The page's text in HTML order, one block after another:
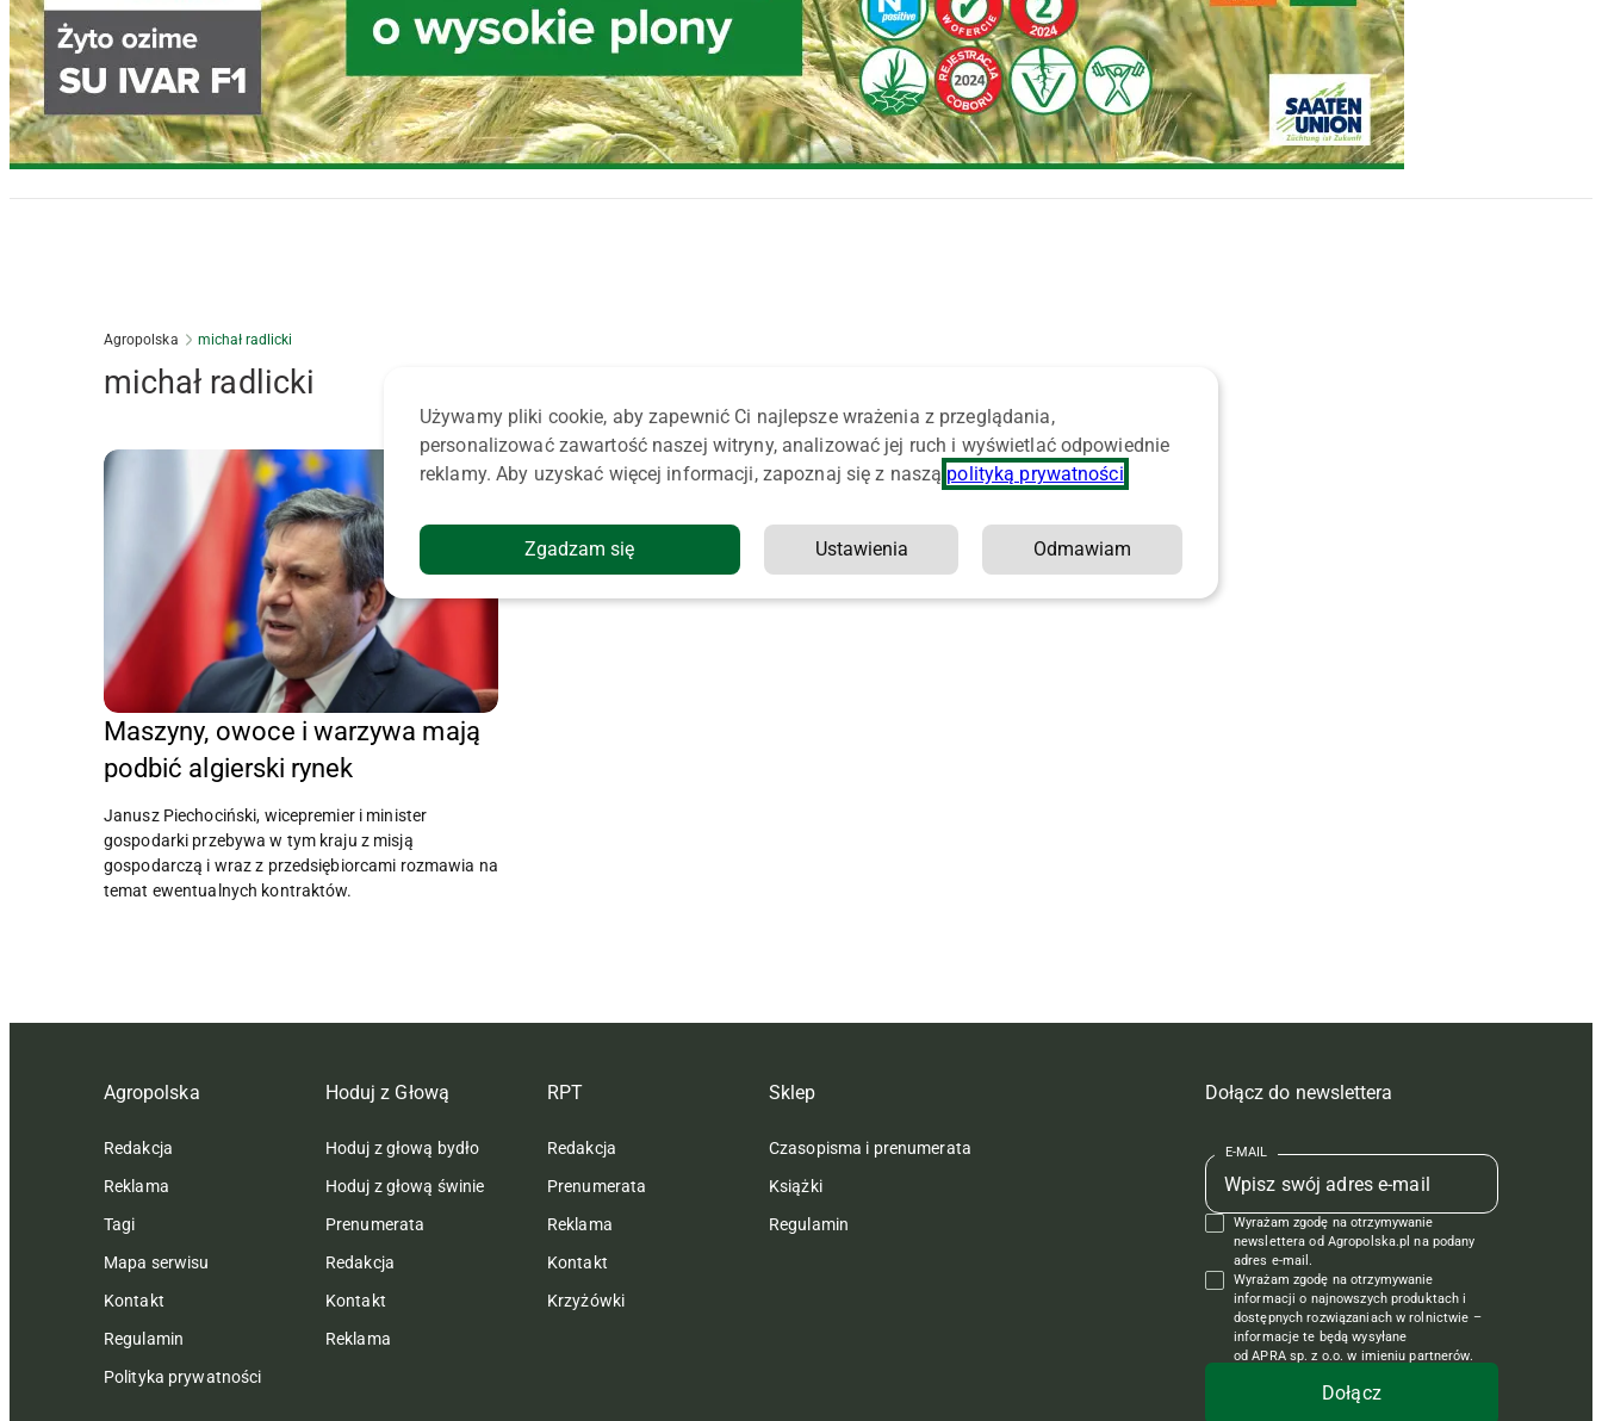
Agropolska michał radlicki
michał radlicki
Maszyny, owoce i warzywa mają
podbić algierski rynek
Janusz Piechociński, wicepremier i minister
gospodarki przebywa w tym kraju z misją
gospodarczą i wraz z przedsiębiorcami rozmawia na
temat ewentualnych kontraktów.
Agropolska
Redakcja
Reklama
Tagi
Mapa serwisu
Kontakt
Regulamin
Polityka prywatności
Hoduj z Głową
Hoduj z głową bydło
Hoduj z głową świnie
Prenumerata
Redakcja
Kontakt
Reklama
RPT
Redakcja
Prenumerata
Reklama
Kontakt
Krzyżówki
Sklep
Czasopisma i prenumerata
Książki
Regulamin
Dołącz do newslettera
E-MAIL
Wyrażam zgodę na otrzymywanie
newslettera od Agropolska.pl na podany
adres e-mail.
Wyrażam zgodę na otrzymywanie
informacji o najnowszych produktach i
dostępnych rozwiązaniach w rolnictwie –
informacje te będą wysyłane
od APRA sp. z o.o. w imieniu partnerów.
Używamy pliki cookie, aby zapewnić Ci najlepsze wrażenia z przeglądania,
personalizować zawartość naszej witryny, analizować jej ruch i wyświetlać odpowiednie
reklamy. Aby uzyskać więcej informacji, zapoznaj się z naszą polityką prywatności
Zgadzam się Ustawienia Odmawiam